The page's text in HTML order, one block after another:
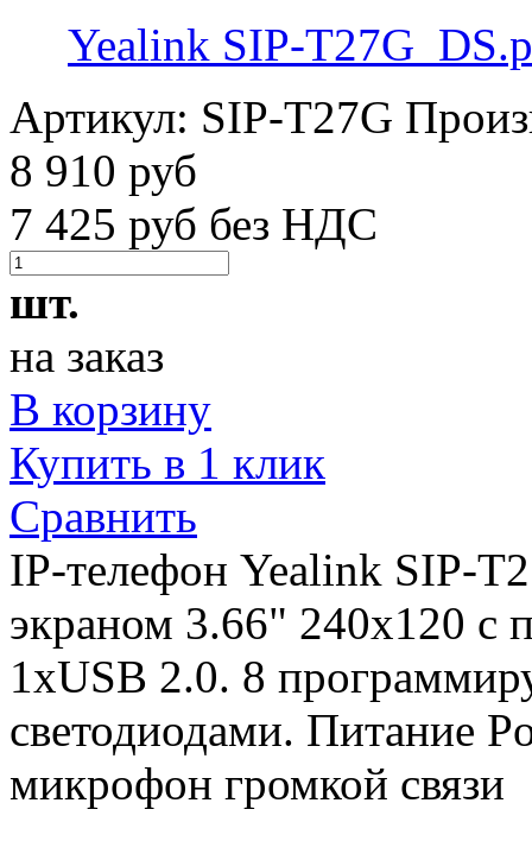
Yealink SIP-
Артикул: SIP-T27G
8 910 руб
7 425 руб без НДС
шт.
на заказ
В корзину
Купить в 1 клик
Сравнить
IP-телефон Yealink SIP-
экраном 3.66" 240x120 с
1xUSB 2.0. 8
светодиодами. Питание
микрофон громкой связи